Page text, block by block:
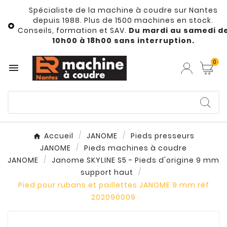

Spécialiste de la machine à coudre sur Nantes
depuis 1988. Plus de 1500 machines en stock.
Conseils, formation et SAV. Du mardi au samedi
10h00 à 18h00 sans interruption.
 0
Accueil JANOME
Pieds presseurs
JANOME
Pieds machines à coudre
JANOME
Janome SKYLINE S5 - Pieds d'origine 9 mm
support haut
Pied pour rubans et paillettes JANOME 9 mm réf
202090009